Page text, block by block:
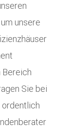
unsere
Bereich
Sie bei
ordentlich